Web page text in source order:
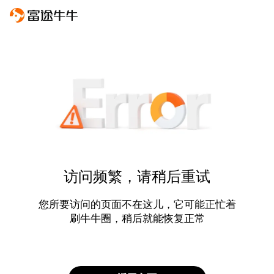
访问频繁，请稍后重试
您所要访问的页面不在这儿，它可能正忙着
刷牛牛圈，稍后就能恢复正常